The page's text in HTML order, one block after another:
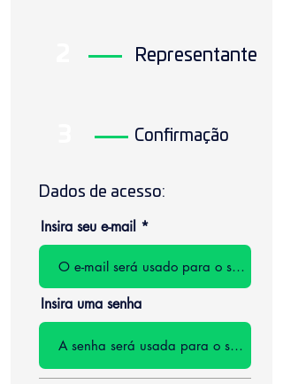
Representante
Confirmação
Dados de acesso:
Insira seu e-mail
Insira uma senha